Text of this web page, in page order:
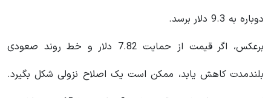
دوباره به 9.3 دلار برسد.
برعکس، اگر قیمت از حمایت 7.82 دلار و خط روند صعودی
بلندمدت کاهش یابد، ممکن است یک اصلاح نزولی شکل بگیرد.